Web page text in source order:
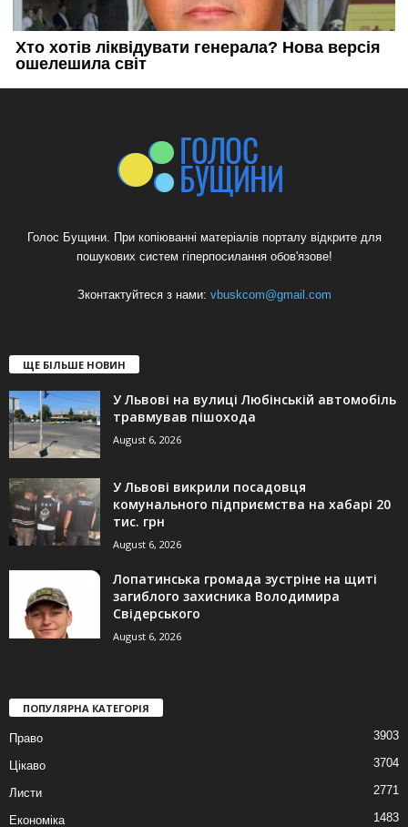
Голос Бущини. При копіюванні матеріалів порталу відкрите для
пошукових систем гіперпосилання обов'язове!
Зконтактуйтеся з нами: vbuskcom@gmail.com
ЩЕ БІЛЬШЕ НОВИН
У Львові на вулиці Любінській автомобіль
травмував пішохода
August 6, 2026
У Львові викрили посадовця
комунального підприємства на хабарі 20
тис. грн
August 6, 2026
Лопатинська громада зустріне на щиті
загиблого захисника Володимира
Свідерського
August 6, 2026
ПОПУЛЯРНА КАТЕГОРІЯ
Право 3903
Цікаво 3704
Листи 2771
Економіка 1483